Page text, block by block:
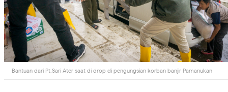
Bantuan dari Pt.Sari Ater saat di drop di pengungsian korban banjir Pamanukan